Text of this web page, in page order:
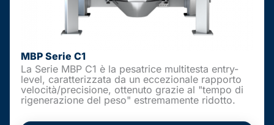
MBP Serie C1
La Serie MBP C1 è la pesatrice multitesta entry-
level, caratterizzata da un eccezionale rapporto
velocità/precisione, ottenuto grazie al "tempo di
rigenerazione del peso" estremamente ridotto.